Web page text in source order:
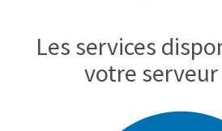
Les services
votre